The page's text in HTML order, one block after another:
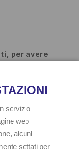
per avere